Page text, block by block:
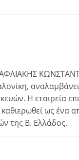
αναλαμβάνει
Η εταιρεία
καθιερωθεί ως ένα
της Β. Ελλάδος.